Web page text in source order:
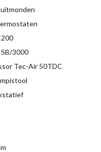
3000
Tec-Air 50TDC